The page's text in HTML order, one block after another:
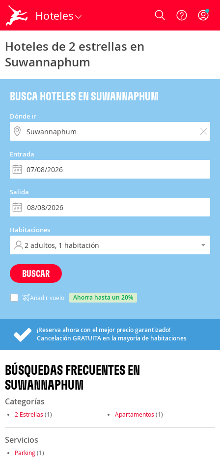
Hoteles Login
Hoteles de 2 estrellas en
Suwannaphum
BUSCA HOTELES EN SUWANNAPHUM
Dónde ir
Entrada
Salida
Habitaciones
BUSCAR
Añadir vuelo ahorra hasta un 20%
¡Reserva ahora con el mejor precio garantizado!
Cancelación GRATUITAen la mayoría de habitaciones
BÚSQUEDAS FRECUENTES EN
SUWANNAPHUM
Categorías
2 Estrellas (1) Apartamentos (1)
Servicios
Parking(1)